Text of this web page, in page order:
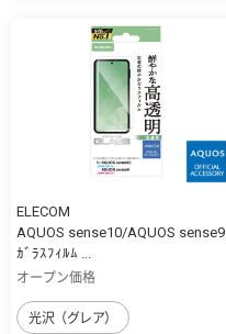
ELECOM
AQUOS sense10/AQUOS sense9
ｶﾞﾗｽﾌｨﾙﾑ ...
オープン価格
光沢（グレア）